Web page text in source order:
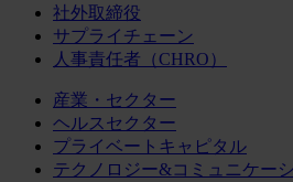
社外取締役
サプライチェーン
人事責任者（CHRO）
産業・セクター
ヘルスセクター
プライベートキャピタル
テクノロジー&コミュニケー